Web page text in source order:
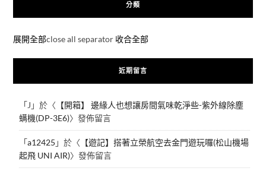
分類
展開全部close all separator 收合全部
近期留言
「J 」於〈 【開箱】 邊緣人也想讓房間氣味乾淨些-紫外線除塵
螨機(DP-3E6)〉發佈留言
「a12425 」於〈 【遊記】搭著立榮航空去金門遊玩囉(松山機場
起飛 UNI AIR)〉發佈留言